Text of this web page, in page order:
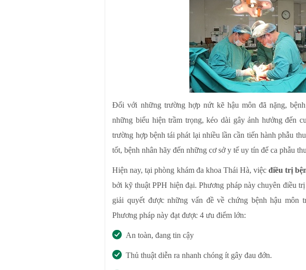
Đối với những trường hợp nứt kẽ hậu môn đã nặng,
những biểu hiện trầm trọng, kéo dài gây ảnh hưởng đến
trường hợp bệnh tái phát lại nhiều lần cần tiến hành phẫu
tốt, bệnh nhân hãy đến những cơ sở y tế uy tín để ca phẫu
Hiện nay, tại phòng khám đa khoa Thái Hà, việcđiều trị
bởi kỹ thuật PPH hiện đại. Phương pháp này chuyên điều
giải quyết được những vấn đề về chứng bệnh hậu môn
Phương pháp này đạt được 4 ưu điểm lớn:
An toàn, đang tin cậy
Thủ thuật diễn ra nhanh chóng ít gây đau đớn.